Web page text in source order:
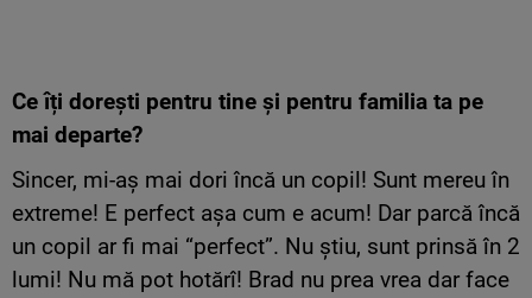
Ce îți dorești pentru tine și pentru familia ta pe
mai departe?
Sincer, mi-aș mai dori încă un copil! Sunt mereu în
extreme! E perfect așa cum e acum! Dar parcă încă
un copil ar fi mai “perfect”. Nu știu, sunt prinsă în 2
lumi! Nu mă pot hotărî! Brad nu prea vrea dar face